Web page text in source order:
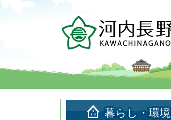
頭
す。
飛
し
暮らし・環境